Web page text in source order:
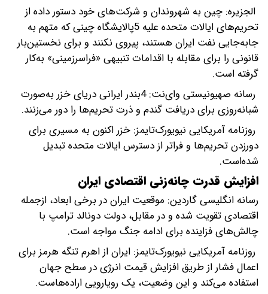
الجزیره: چین به شهروندان و شرکت‌های خود دستور داده از
تحریم‌های ایالات متحده علیه 5پالایشگاه چینی که متهم به
جابه‌جایی نفت ایران هستند، پیروی نکنند و برای نخستین‌بار
قانونی را برای مقابله با اقدامات تنبیهی «فراسرزمینی» به‌کار
گرفته است.
رسانه صهیونیستی وای‌نت: 4بندر ایرانی دریای خزر به‌صورت
شبانه‌روزی برای دریافت گندم و ذرت تحریم‌ها را دور می‌زنند.
روزنامه آمریکایی نیویورک‌تایمز: خزر اکنون به مسیری برای
دورزدن تحریم‌ها و فراتر از دسترس ایالات متحده تبدیل
شده‌است.
افزایش قدرت چانه‌زنی اقتصادی ایران
رسانه انگلیسی گاردین: موقعیت ایران در برخی ابعاد، ازجمله
اقتصادی تقویت شده و در مقابل، دولت دونالد ترامپ با
چالش‌های فزاینده برای ادامه جنگ مواجه است.
روزنامه آمریکایی نیویورک‌تایمز: ایران از اهرم تنگه هرمز برای
اعمال فشار از طریق افزایش قیمت انرژی در سطح جهان
استفاده می‌کند و این وضعیت، یک رویارویی اراده‌هاست.